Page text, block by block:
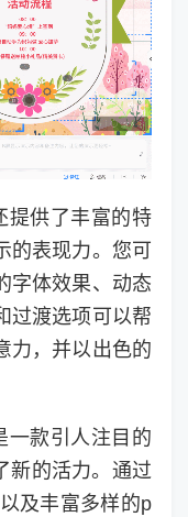
提供了丰富的特
表现力。您可
字体效果、动态
过渡选项可以帮
力，并以出色的
一款引人注目的
新的活力。通过
及丰富多样的p